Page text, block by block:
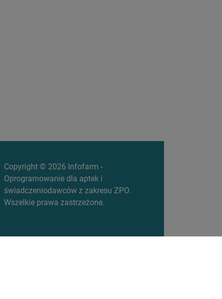
Copyright © 2026 Infofarm -
Oprogramowanie dla aptek i
świadczeniodawców z zakresu ZPO.
Wszelkie prawa zastrzeżone.